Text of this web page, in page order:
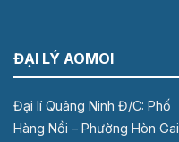
ĐẠI LÝ AOMOI
Đại lí Quảng Ninh Đ/C: Phố
Hàng Nồi – Phường Hòn Gai